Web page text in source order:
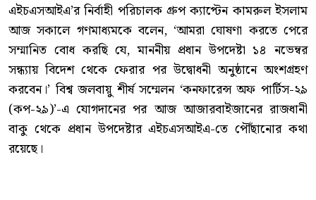
এইচএসআইএ’র নির্বাহী পরিচালক গ্রুপ ক্যাপ্টেন কামরুল ইসলাম
আজ সকালে গণমাধ্যমকে বলেন, ‘আমরা ঘোষণা করতে পেরে
সম্মানিত বোধ করছি যে, মাননীয় প্রধান উপদেষ্টা ১৪ নভেম্বর
সন্ধ্যায় বিদেশ থেকে ফেরার পর উদ্বোধনী অনুষ্ঠানে অংশগ্রহণ
করবেন।’ বিশ্ব জলবায়ু শীর্ষ সম্মেলন ‘কনফারেন্স অফ পার্টিস-২৯
(কপ-২৯)’-এ যোগদানের পর আজ আজারবাইজানের রাজধানী
বাকু থেকে প্রধান উপদেষ্টার এইচএসআইএ-তে পৌঁছানোর কথা
রয়েছে।